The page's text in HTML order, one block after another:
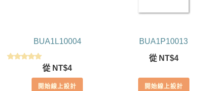
BUA1L10004
滿分 5
從 NT$4
開始線上設計
BUA1P10013
從 NT$4
開始線上設計